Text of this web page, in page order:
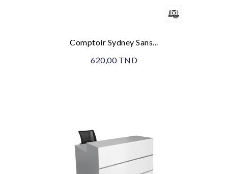
Comptoir Sydney Sans...
620,00 TND